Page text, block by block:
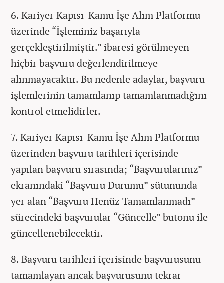
6. Kariyer Kapısı-Kamu İşe Alım Platformu
üzerinde “İşleminiz başarıyla
gerçekleştirilmiştir.” ibaresi görülmeyen
hiçbir başvuru değerlendirilmeye
alınmayacaktır. Bu nedenle adaylar, başvuru
işlemlerinin tamamlanıp tamamlanmadığını
kontrol etmelidirler.
7. Kariyer Kapısı-Kamu İşe Alım Platformu
üzerinden başvuru tarihleri içerisinde
yapılan başvuru sırasında; “Başvurularınız”
ekranındaki “Başvuru Durumu” sütununda
yer alan “Başvuru Henüz Tamamlanmadı”
sürecindeki başvurular “Güncelle” butonu ile
güncellenebilecektir.
8. Başvuru tarihleri içerisinde başvurusunu
tamamlayan ancak başvurusunu tekrar